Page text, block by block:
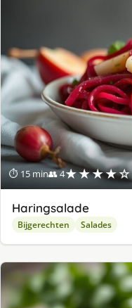
⏱ 15 min👥 4★★★★☆
Haringsalade
Bijgerechten Salades